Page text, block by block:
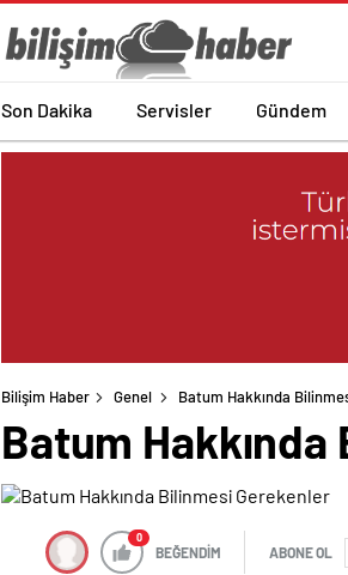
Son Dakika Servisler Gündem
Bilişim Haber Genel Batum Hakkında
Batum
0
BEĞENDİM ABONE OL